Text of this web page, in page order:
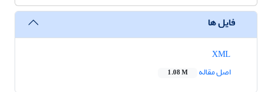
فایل ها
اصل مقاله
1.08 M